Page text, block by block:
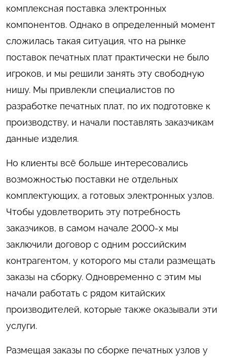
комплексная поставка электронных
компонентов. Однако в определенный момент
сложилась такая ситуация, что на рынке
поставок печатных плат практически не было
игроков, и мы решили занять эту свободную
нишу. Мы привлекли специалистов по
разработке печатных плат, по их подготовке к
производству, и начали поставлять заказчикам
данные изделия.
Но клиенты всё больше интересовались
возможностью поставки не отдельных
комплектующих, а готовых электронных узлов.
Чтобы удовлетворить эту потребность
заказчиков, в самом начале 2000-х мы
заключили договор с одним российским
контрагентом, у которого мы стали размещать
заказы на сборку. Одновременно с этим мы
начали работать с рядом китайских
производителей, которые также оказывали эти
услуги.
Размещая заказы по сборке печатных узлов у